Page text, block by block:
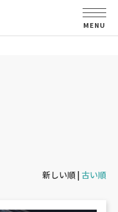
MENU
新しい順 | 古い順